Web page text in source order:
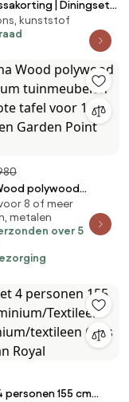
| Diningset
| 5-delig | Kees Smit
kunststof
polywood
tuinmeubelen met
voor 12 personen
zwart
8 of meer
metalen
over 5
personen 155 cm